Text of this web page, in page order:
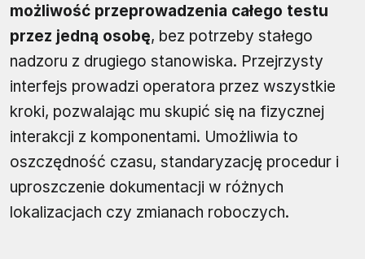
możliwość przeprowadzenia całego testu
przez jedną osobę, bez potrzeby stałego
nadzoru z drugiego stanowiska. Przejrzysty
interfejs prowadzi operatora przez wszystkie
kroki, pozwalając mu skupić się na fizycznej
interakcji z komponentami. Umożliwia to
oszczędność czasu, standaryzację procedur i
uproszczenie dokumentacji w różnych
lokalizacjach czy zmianach roboczych.